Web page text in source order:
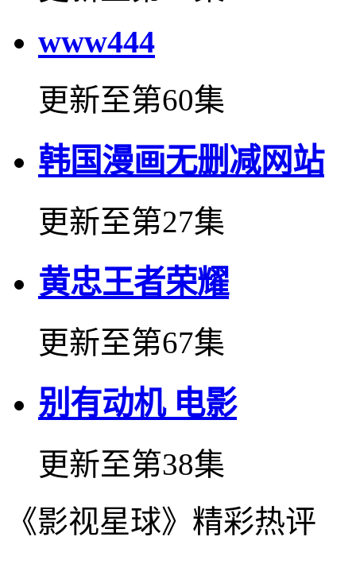
www444
更新至第60集
韩国漫画无删减网站
更新至第27集
黄忠王者荣耀
更新至第67集
别有动机 电影
更新至第38集
《影视星球》精彩热评